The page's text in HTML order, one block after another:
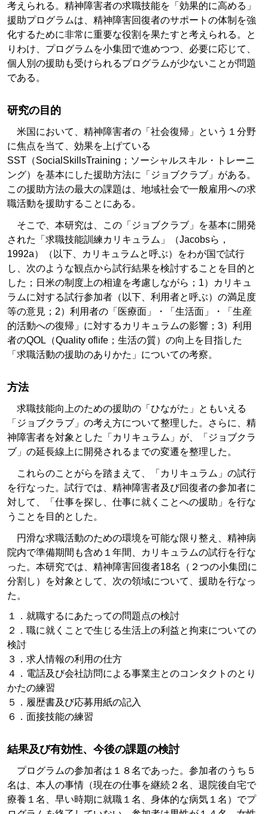
考えられる。精神障害者の求職技能を「効果的に高める」
援助プログラムは、精神障害回復者のサポートの体制を強
化するために非常に重要な役割を果たすと考えられる。と
りわけ、プログラムを小集団で進めつつ、必要に応じて、
個人別の援助も受けられるプログラムが少ないことが問題
である。
研究の目的
米国において、精神障害者の「社会復帰」という１分野
に焦点を当て、効果を上げている
SST（SocialSkillsTraining；ソーシャルスキル・トレーニ
ング）を基本にした援助方法に「ジョブクラブ」がある。
この援助方法の最大の課題は、地域社会で一般雇用への求
職活動を援助することにある。
そこで、本研究は、この「ジョブクラブ」を基本に開発
された「求職技能訓練カリキュラム」（Jacobsら，
1992a）（以下、カリキュラムと呼ぶ）をわが国で試行
し、次のような観点から試行結果を検討することを目的と
した；日米の制度上の相違を考慮しながら；1）カリキュ
ラムに対する試行参加者（以下、利用者と呼ぶ）の満足度
等の意見；2）利用者の「医療面」・「生活面」・「生産
的活動への復帰」に対するカリキュラムの影響；3）利用
者のQOL（Quality oflife；生活の質）の向上を目指した
「求職活動の援助のありかた」についての考察。
方法
求職技能向上のための援助の「ひながた」ともいえる
「ジョブクラブ」の考え方について整理した。さらに、精
神障害者を対象とした「カリキュラム」が、「ジョブクラ
ブ」の延長線上に開発されるまでの変遷を整理した。
これらのことがらを踏まえて、「カリキュラム」の試行
を行なった。試行では、精神障害者及び回復者の参加者に
対して、「仕事を探し、仕事に就くことへの援助」を行な
うことを目的とした。
円滑な求職活動のための環境を可能な限り整え、精神病
院内で準備期間も含め１年間、カリキュラムの試行を行な
った。本研究では、精神障害回復者18名（２つの小集団に
分割し）を対象として、次の領域について、援助を行なっ
た。
１．就職するにあたっての問題点の検討
２．職に就くことで生じる生活上の利益と拘束についての
検討
３．求人情報の利用の仕方
４．電話及び会社訪問による事業主とのコンタクトのとり
かたの練習
５．履歴書及び応募用紙の記入
６．面接技能の練習
結果及び有効性、今後の課題の検討
プログラムの参加者は１８名であった。参加者のうち５
名は、本人の事情（現在の仕事を継続２名、退院後自宅で
療養１名、早い時期に就職１名、身体的な病気１名）でプ